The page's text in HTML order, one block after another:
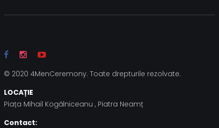
© 2020 4MenCeremony. Toate drepturile rezolvate.
LOCAȚIE
Piața Mihail Kogălniceanu , Piatra Neamț
Contact: